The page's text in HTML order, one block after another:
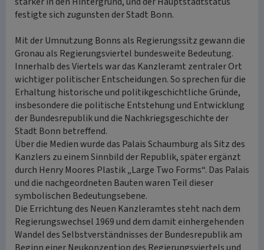
festigte sich zugunsten der Stadt Bonn.
Mit der Umnutzung Bonns als Regierungssitz gewann die
Gronau als Regierungsviertel bundesweite Bedeutung.
Innerhalb des Viertels war das Kanzleramt zentraler Ort
wichtiger politischer Entscheidungen. So sprechen für die
Erhaltung historische und politikgeschichtliche Gründe,
insbesondere die politische Entstehung und Entwicklung
der Bundesrepublik und die Nachkriegsgeschichte der
Stadt Bonn betreffend.
Über die Medien wurde das Palais Schaumburg als Sitz des
Kanzlers zu einem Sinnbild der Republik, später ergänzt
durch Henry Moores Plastik „Large Two Forms“. Das Palais
und die nachgeordneten Bauten waren Teil dieser
symbolischen Bedeutungsebene.
Die Errichtung des Neuen Kanzleramtes steht nach dem
Regierungswechsel 1969 und dem damit einhergehenden
Wandel des Selbstverständnisses der Bundesrepublik am